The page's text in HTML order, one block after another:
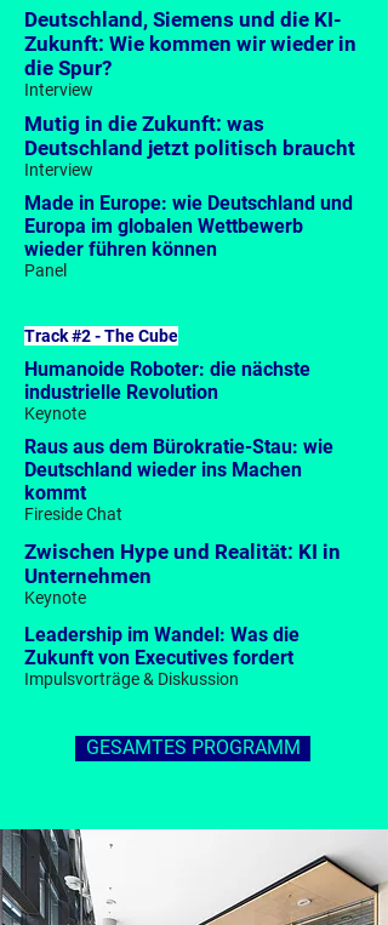
Angela Cretu
Former CEO
Avon
Dr. Isabell Claus
Managing Director & Co-Founder
Deutschland, Siemens und die KI-
Zukunft: Wie kommen wir wieder in
die Spur?
Interview
Mutig in die Zukunft: was
Deutschland jetzt politisch braucht
Interview
Made in Europe: wie Deutschland und
Europa im globalen Wettbewerb
wieder führen können
Panel
Track #2 - The Cube
Humanoide Roboter: die nächste
industrielle Revolution
Keynote
Raus aus dem Bürokratie-Stau: wie
Deutschland wieder ins Machen
kommt
Fireside Chat
Zwischen Hype und Realität: KI in
Unternehmen
Keynote
Leadership im Wandel: Was die
Zukunft von Executives fordert
Impulsvorträge & Diskussion
GESAMTES PROGRAMM